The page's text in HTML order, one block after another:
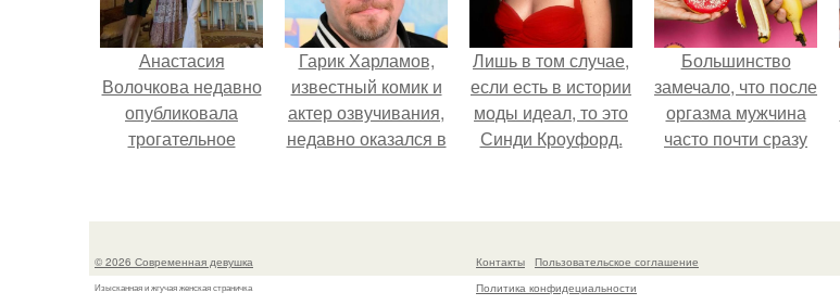
Анастасия
Волочкова недавно
опубликовала
трогательное
которой она
Гарик Харламов,
известный комик и
актер озвучивания,
недавно оказался в
над озвучкой
Лишь в том случае,
если есть в истории
моды идеал, то это
Синди Кроуфорд.
Большинство
замечало, что после
оргазма мужчина
часто почти сразу
как женщина может
возбуждение.
© 2026 Современная девушка
Изысканная и жгучая женская страничка
Контакты
Пользовательское соглашение
Политика конфидециальности